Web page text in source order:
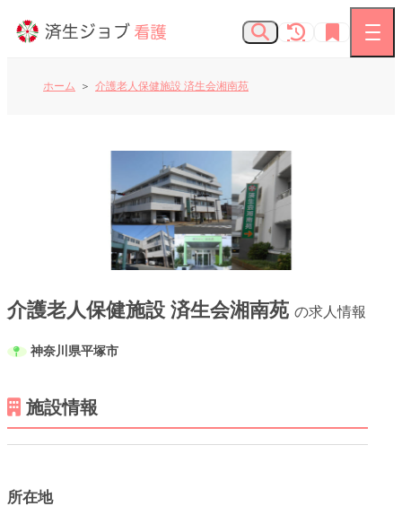
よくあるご質問
済生会のしごとを知る
ホーム 介護老人保健施設 済生会湘南苑
介護老人保健施設 済生会湘南苑 の求人情報
神奈川県平塚市
施設情報
所在地